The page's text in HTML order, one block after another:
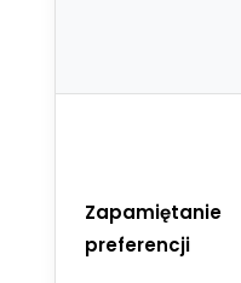
Zapamiętanie
preferencji